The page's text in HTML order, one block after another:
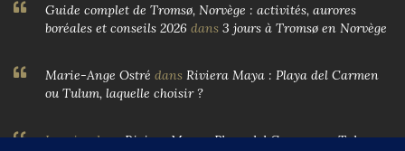
Guide complet de Tromsø, Norvège : activités, aurores
boréales et conseils 2026 dans 3 jours à Tromsø en Norvège
Marie-Ange Ostré dans Riviera Maya : Playa del Carmen
ou Tulum, laquelle choisir ?
LarnierdansRiviera Maya : Playa del Carmen ou Tulum,